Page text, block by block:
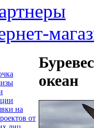
на
от
океан